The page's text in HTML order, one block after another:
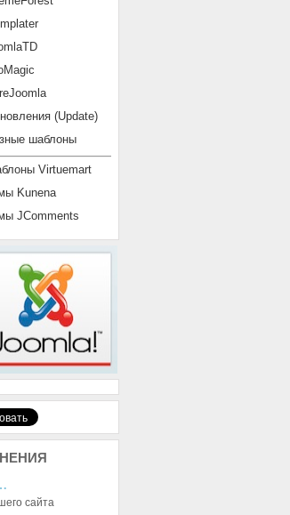
(Update)
шаблоны
Virtuemart
Kunena
JComments
сайта